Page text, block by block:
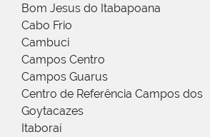
Bom Jesus do Itabapoana
Cabo Frio
Cambuci
Campos Centro
Campos Guarus
Centro de Referência Campos dos
Goytacazes
Itaboraí